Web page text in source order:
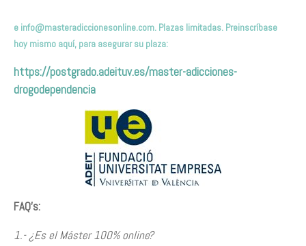
e info@masteradiccionesonline.com. Plazas limitadas. Preinscríbase
hoy mismo aquí, para asegurar su plaza:
https://postgrado.adeituv.es/master-adicciones-
drogodependencia
FAQ’s:
1.- ¿Es el Máster 100% online?